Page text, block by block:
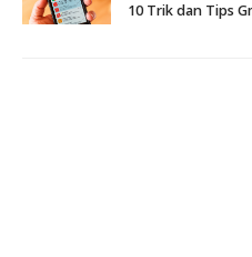
10 Trik dan Tips